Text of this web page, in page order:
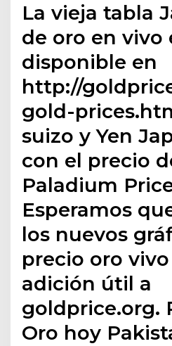
La vieja tabla
de oro en vivo
disponible en
http://
gold-
suizo y Yen
con el precio
Paladium
Esperamos
los nuevos
precio oro
adición útil a
goldprice.org.
Oro hoy